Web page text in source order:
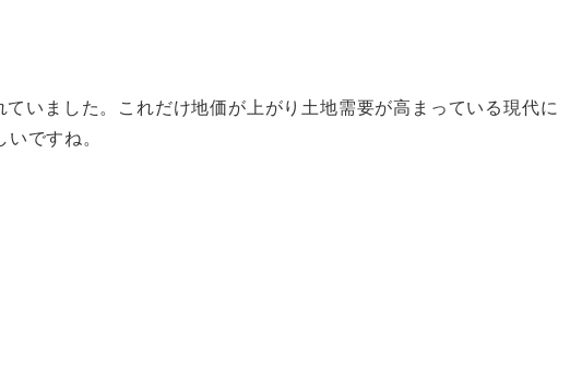
いました。これだけ地価が上がり土地需要が高まっている現代に
ですね。